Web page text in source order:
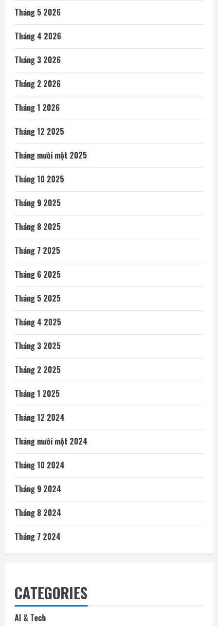
Tháng 5 2026
Tháng 4 2026
Tháng 3 2026
Tháng 2 2026
Tháng 1 2026
Tháng 12 2025
Tháng mười một 2025
Tháng 10 2025
Tháng 9 2025
Tháng 8 2025
Tháng 7 2025
Tháng 6 2025
Tháng 5 2025
Tháng 4 2025
Tháng 3 2025
Tháng 2 2025
Tháng 1 2025
Tháng 12 2024
Tháng mười một 2024
Tháng 10 2024
Tháng 9 2024
Tháng 8 2024
Tháng 7 2024
CATEGORIES
AI & Tech